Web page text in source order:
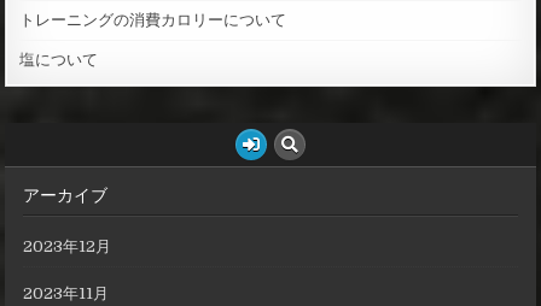
トレーニングの消費カロリーについて
塩について
アーカイブ
2023年12月
2023年11月